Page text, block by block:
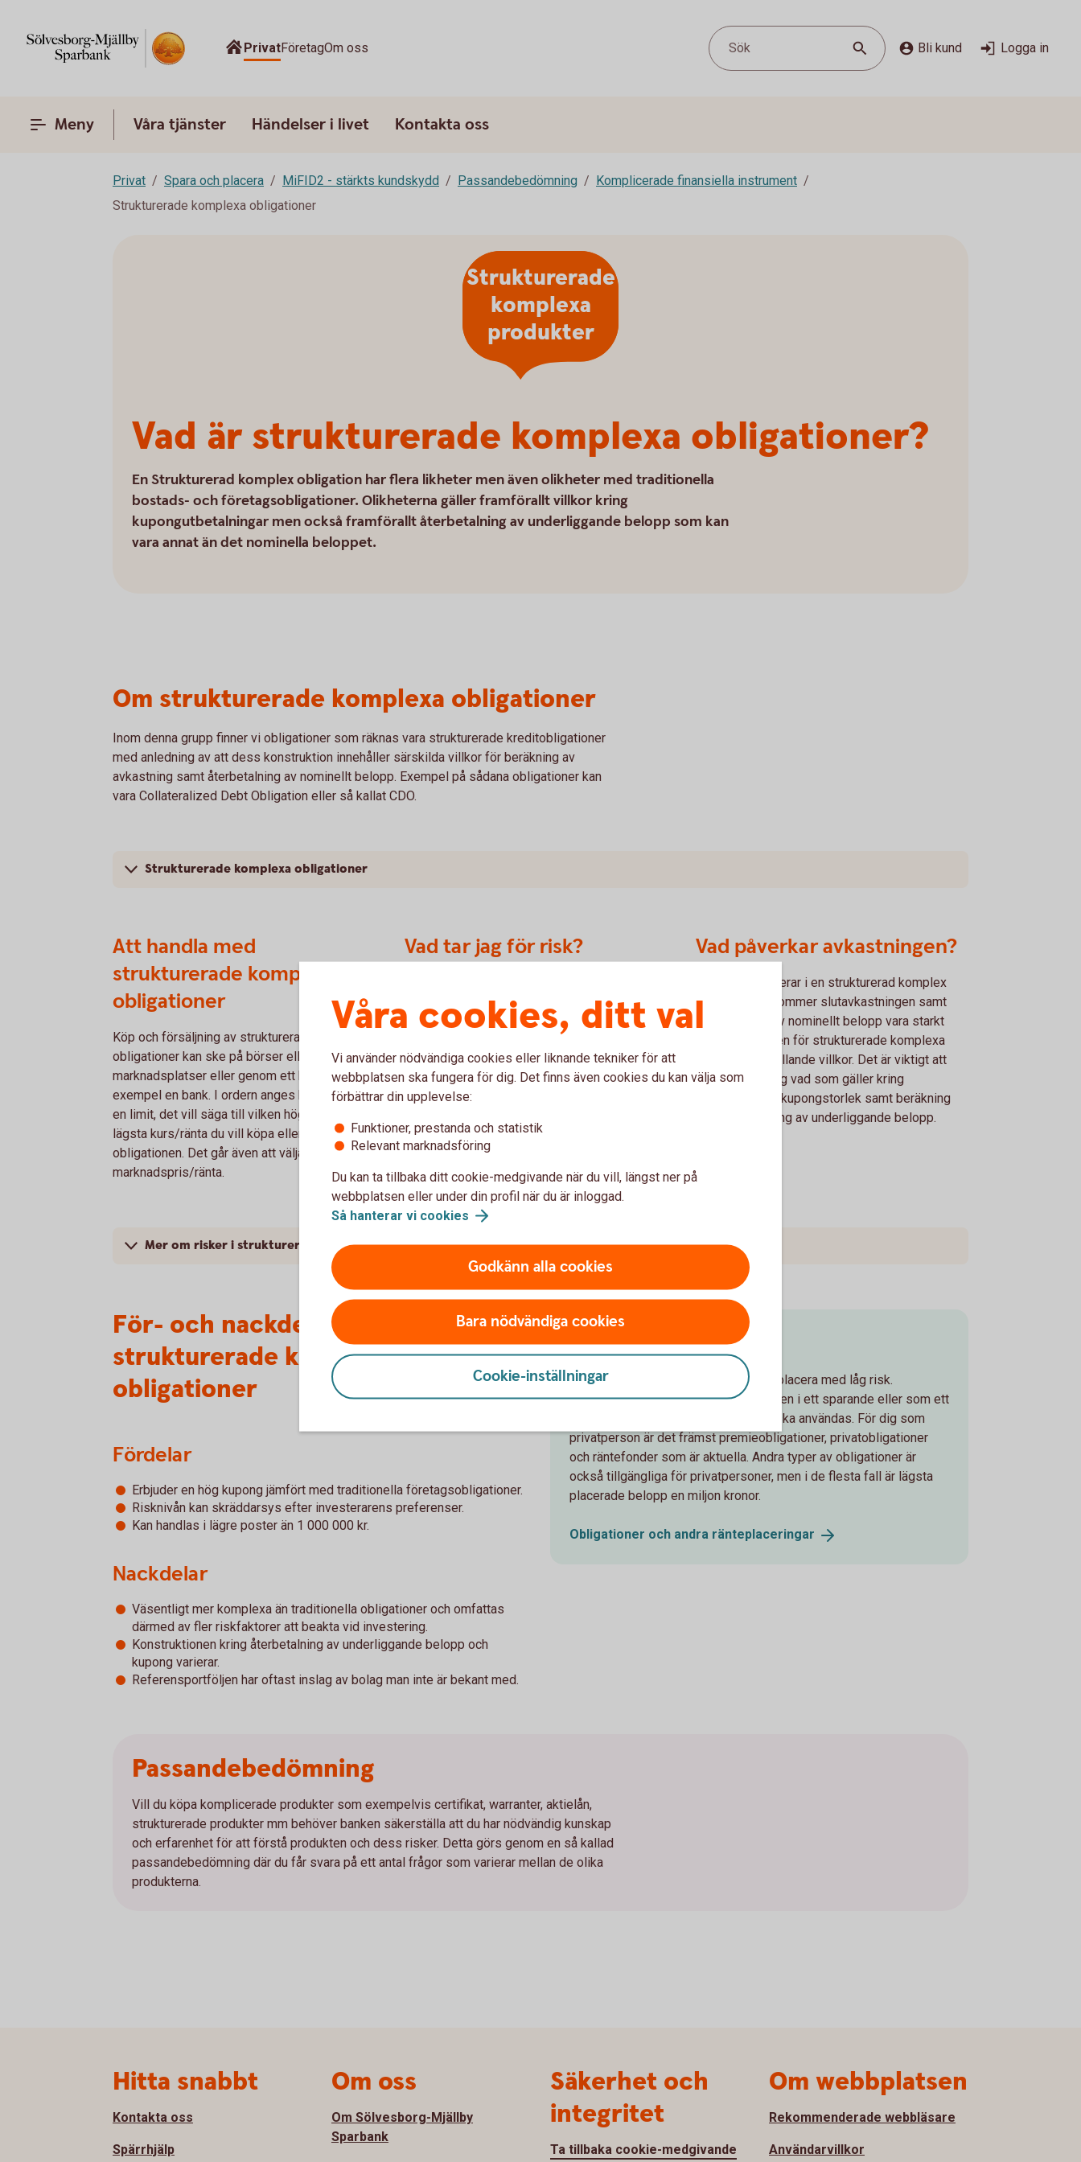
PrivatFöretagOm oss Sök Bli kund Logga in
Meny Våra tjänster Händelser i livet Kontakta oss
Privat Spara och placera MiFID2 - stärkts kundskydd Passandebedömning
Komplicerade finansiella instrument
Strukturerade komplexa obligationer
Vad är strukturerade komplexa obligationer?
En Strukturerad komplex obligation har flera likheter men även olikheter med traditionella
bostads- och företagsobligationer. Olikheterna gäller framförallt villkor kring
kupongutbetalningar men också framförallt återbetalning av underliggande belopp som kan
vara annat än det nominella beloppet.
Strukturerade
komplexa
produkter
Om strukturerade komplexa obligationer
Inom denna grupp finner vi obligationer som räknas vara strukturerade kreditobligationer
med anledning av att dess konstruktion innehåller särskilda villkor för beräkning av
avkastning samt återbetalning av nominellt belopp. Exempel på sådana obligationer kan
vara Collateralized Debt Obligation eller så kallat CDO.
Strukturerade komplexa obligationer
Att handla med
strukturerade komplexa
obligationer
Köp och försäljning av strukturerade komplexa
obligationer kan ske på börser eller andra
marknadsplatser eller genom ett börsombud, till
exempel en bank. I ordern anges belopp samt
en limit, det vill säga till vilken högsta eller
lägsta kurs/ränta du vill köpa eller sälja
obligationen. Det går även att välja aktuellt
marknadspris/ränta.
Vad tar jag för risk?
ränterisk. När det gäller strukturerade komplexa
obligationer så tillkommer det en eller flera nya
investerare läser på om både konstruktion samt
hur riskerna kan materialiseras eftersom dessa
finansiella instrument kan skräddarsys på
Vad påverkar avkastningen?
När man investerar i en strukturerad komplex
obligation så kommer slutavkastningen samt
återbetalning av nominellt belopp vara starkt
beroende av den för strukturerade komplexa
obligationen gällande villkor. Det är viktigt att
vara påläst kring vad som gäller kring
kreditförluster, kupongstorlek samt beräkning
och återbetalning av underliggande belopp.
Mer om risker i strukturerade obligationer
För- och nackdelar med
strukturerade komplexa
obligationer
Fördelar
Erbjuder en hög kupong jämfört med traditionella företagsobligationer.
Risknivån kan skräddarsys efter investerarens preferenser.
Kan handlas i lägre poster än 1 000 000 kr.
Nackdelar
Väsentligt mer komplexa än traditionella obligationer och omfattas
därmed av fler riskfaktorer att beakta vid investering.
Konstruktionen kring återbetalning av underliggande belopp och
kupong varierar.
Referensportföljen har oftast inslag av bolag man inte är bekant med.
Ränteplaceringar
Ränteplaceringar passar dig som vill placera med låg risk.
Ränteplaceringar är lämpliga som basen i ett sparande eller som ett
sätt att få ränta på pengar som snart ska användas. För dig som
privatperson är det främst premieobligationer, privatobligationer
och räntefonder som är aktuella. Andra typer av obligationer är
också tillgängliga för privatpersoner, men i de flesta fall är lägsta
placerade belopp en miljon kronor.
Obligationer och andra ränteplaceringar
Passandebedömning
Vill du köpa komplicerade produkter som exempelvis certifikat, warranter, aktielån,
strukturerade produkter mm behöver banken säkerställa att du har nödvändig kunskap
och erfarenhet för att förstå produkten och dess risker. Detta görs genom en så kallad
passandebedömning där du får svara på ett antal frågor som varierar mellan de olika
produkterna.
Våra cookies, ditt val
Vi använder nödvändiga cookies eller liknande tekniker för att
webbplatsen ska fungera för dig. Det finns även cookies du kan välja som
förbättrar din upplevelse:
Funktioner, prestanda och statistik
Relevant marknadsföring
Du kan ta tillbaka ditt cookie-medgivande när du vill, längst ner på
webbplatsen eller under din profil när du är inloggad.
Så hanterar vi cookies
Godkänn alla cookies
Bara nödvändiga cookies
Cookie-inställningar
Hitta snabbt
Kontakta oss
Spärrhjälp
Om oss
Om Sölvesborg-Mjällby
Sparbank
Säkerhet och
integritet
Ta tillbaka cookie-medgivande
Om webbplatsen
Rekommenderade webbläsare
Användarvillkor